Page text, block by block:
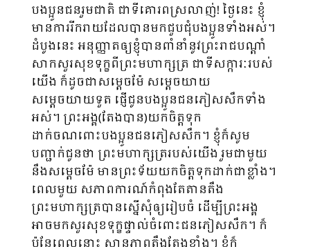
បងប្អូនជនរួមជាតិ ជាទីគោរពស្រលាញ់! ថ្ងៃនេះ ខ្ញុំ
មានការរីករាយដែលបានមកជួបជុំបងប្អូនទាំងអស់។
ដំបូងនេះ អនុញ្ញាតឲ្យខ្ញុំបានពាំនាំនូវព្រះរាជបណ្ដាំ
សាកសួរសុខទុក្ខពីព្រះមហាក្សត្រ ជាទីសក្ការៈរបស់
យើង ក៏ដូចជាសម្ដេចម៉ែ សម្ដេចយាយ
សម្ដេចយាយទួត ផ្ញើជូនបងប្អូនជនភៀសសឹកទាំង
អស់។ ព្រះអង្គ(តែងបាន)យកចិត្តទុក
ដាក់ចណពោះបងប្អូនជនភៀសសឹក។ ខ្ញុំក៏សូម
បញ្ជាក់ជូនថា ព្រះមហាក្សត្ររបស់យើង រួមជាមួយ
នឹងសម្ដេចម៉ែ មានព្រះទ័យយកចិត្តទុកដាក់ជាខ្លាំង។
ពេលមួយ សភាពការណ៍កំពុងតែតានតឹង
ព្រះមហាក្សត្របានស្នើសុំឲ្យរៀបចំ ដើម្បីព្រះអង្គ
អាចមកសួរសុខទុក្ខផ្ទាល់ចំពោះជនភៀសសឹក។ ក៏